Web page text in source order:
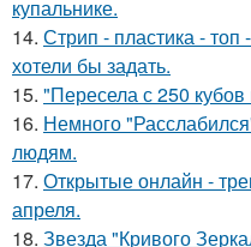
купальнике.
14. Стрип - пластика -
хотели бы задать.
15. "Пересела с 250 кубов
16. Немного
людям.
17. Открытые онлайн -
апреля.
18. Звезда "Кривого